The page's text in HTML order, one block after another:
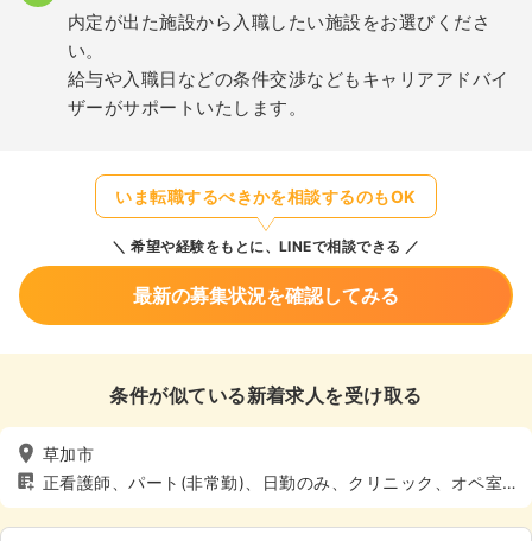
内定が出た施設から入職したい施設をお選びくださ
い。
給与や入職日などの条件交渉などもキャリアアドバイ
ザーがサポートいたします。
いま転職するべきかを相談するのもOK
希望や経験をもとに、LINEで相談できる
最新の募集状況を確認してみる
条件が似ている新着求人を受け取る
草加市
正看護師、パート(非常勤)、日勤のみ、クリニック、オペ室
(手術室)、4週8休以上